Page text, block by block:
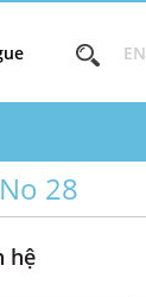
EN
28
hệ